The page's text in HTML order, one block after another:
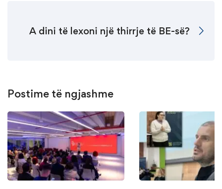
A dini të lexoni një thirrje të BE-së?
Postime të ngjashme